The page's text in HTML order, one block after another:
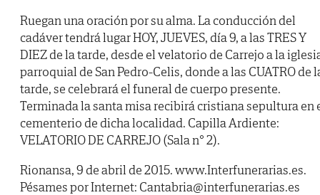
Ruegan una oración por su alma. La conducción del
cadáver tendrá lugar HOY, JUEVES, día 9, a las TRES Y
DIEZ de la tarde, desde el velatorio de Carrejo a la
parroquial de San Pedro-Celis, donde a las CUATRO de
tarde, se celebrará el funeral de cuerpo presente.
Terminada la santa misa recibirá cristiana sepultura en
cementerio de dicha localidad. Capilla Ardiente:
VELATORIO DE CARREJO (Sala n° 2).
Rionansa, 9 de abril de 2015. www.Interfunerarias.es.
Pésames por Internet: Cantabria@interfunerarias.es